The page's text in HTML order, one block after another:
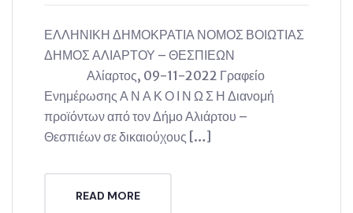
ΕΛΛΗΝΙΚΗ ΔΗΜΟΚΡΑΤΙΑ ΝΟΜΟΣ ΒΟΙΩΤΙΑΣ
ΔΗΜΟΣ ΑΛΙΑΡΤΟΥ – ΘΕΣΠΙΕΩΝ
Αλίαρτος, 09-11-2022 Γραφείο
Ενημέρωσης Α Ν Α Κ Ο Ι Ν Ω Σ Η Διανομή
προϊόντων από τον Δήμο Αλιάρτου –
Θεσπιέων σε δικαιούχους […]
READ MORE